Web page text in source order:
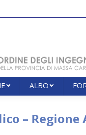
ALBO
– Regione